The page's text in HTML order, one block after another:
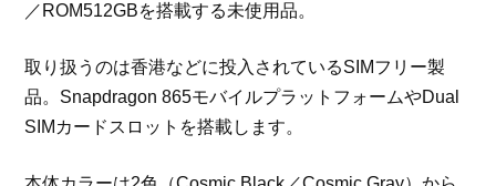
／ROM512GBを搭載する未使用品。
取り扱うのは香港などに投入されているSIMフリー製
品。Snapdragon 865モバイルプラットフォームやDual
SIMカードスロットを搭載します。